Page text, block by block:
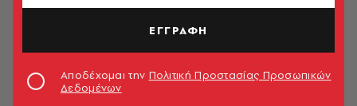
ΕΓΓΡΑΦΗ
Αποδέχομαι την Πολιτική Προστασίας Προσωπικών
Δεδομένων